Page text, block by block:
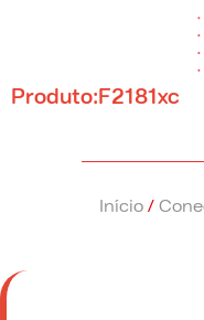
Produto:F2181xc
Início /